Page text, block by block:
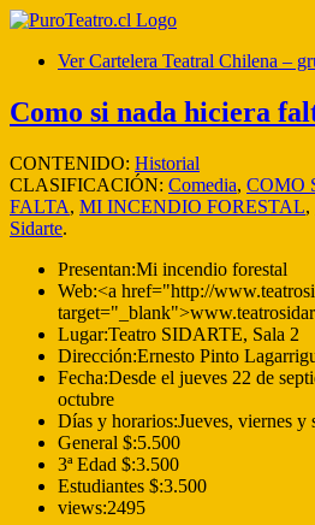
Ver Cartelera Teatral Chilena –
Como si nada hiciera
CONTENIDO: Historial
CLASIFICACIÓN: Comedia, COMO
FALTA, MI INCENDIO FORESTAL,
Sidarte.
Presentan:Mi incendio forestal
Web:<a href="http://
Lugar:Teatro SIDARTE, Sala 2
Dirección:Ernesto Pinto
Fecha:Desde el jueves 22 de
octubre
Días y horarios:Jueves, viernes y
General $:5.500
3ª Edad $:3.500
Estudiantes $:3.500
views:2495